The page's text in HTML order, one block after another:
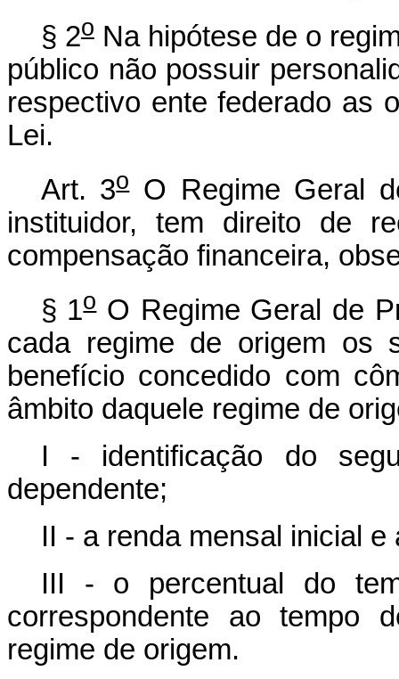
§ 2oNa hipótese de o
público não possuir
respectivo ente federado as
Lei.
Art. 3oO Regime Geral
instituidor, tem direito de
compensação financeira,
§ 1oO Regime Geral de
cada regime de origem os
benefício concedido com
âmbito daquele regime de
I - identificação do
dependente;
II - a renda mensal inicial
III - o percentual do
correspondente ao tempo
regime de origem.